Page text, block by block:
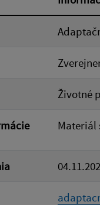
Životné
Materiál